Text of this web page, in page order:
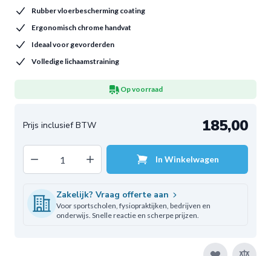
Rubber vloerbescherming coating
Ergonomisch chrome handvat
Ideaal voor gevorderden
Volledige lichaamstraining
Op voorraad
185,00
Decrease quantityIncrease quantityIn Winkelwagen
Zakelijk? Vraag offerte aan
Voor sportscholen, fysiopraktijken, bedrijven en
onderwijs. Snelle reactie en scherpe prijzen.